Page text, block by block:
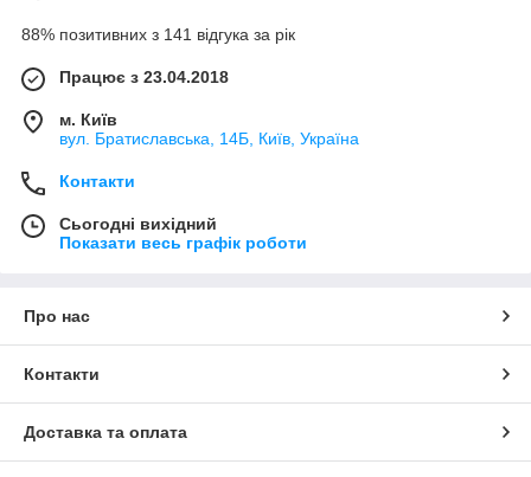
88% позитивних з 141 відгука за рік
Працює з 23.04.2018
м. Київ
вул. Братиславська, 14Б, Київ, Україна
Контакти
Сьогодні вихідний
Показати весь графік роботи
Про нас
Контакти
Доставка та оплата